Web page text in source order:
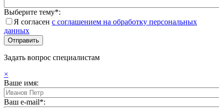
Выберите тему*:
Я согласен с соглашением на обработку персональных
данных
Задать вопрос специалистам
×
Ваше имя:
Ваш e-mail*: